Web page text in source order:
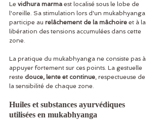
Le vidhura marma est localisé sous le lobe de
l'oreille. Sa stimulation lors d'un mukabhyanga
participe au relâchement de la mâchoire et à la
libération des tensions accumulées dans cette
zone.
La pratique du mukabhyanga ne consiste pas à
appuyer fortement sur ces points. La gestuelle
reste douce, lente et continue, respectueuse de
la sensibilité de chaque zone.
Huiles et substances ayurvédiques
utilisées en mukabhyanga